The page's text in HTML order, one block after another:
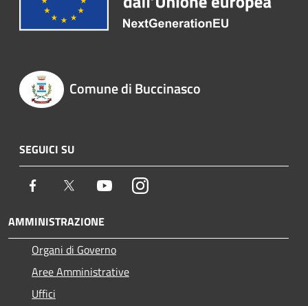
Comune di Buccinasco
SEGUICI SU
Facebook Twitter YoutubeInstagram
AMMINISTRAZIONE
Organi di Governo
Aree Amministrative
Uffici